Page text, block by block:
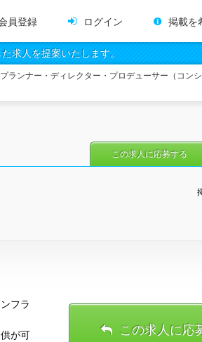
員登録 ログイン 掲載を
求人を提案いたします。
ランナー・ディレクター・プロデューサー（コンシ
この求人に応募する
フラ
が可
この求人に応